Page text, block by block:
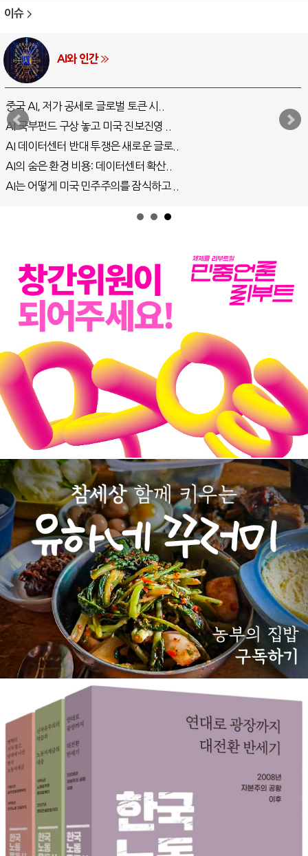
이슈
AI와 인간
중국 AI, 저가 공세로 글로벌 토큰 시..
AI 국부펀드 구상 놓고 미국 진보진영 ..
AI 데이터센터 반대 투쟁은 새로운 글로..
AI의 숨은 환경 비용: 데이터센터 확산..
AI는 어떻게 미국 민주주의를 잠식하고 ..